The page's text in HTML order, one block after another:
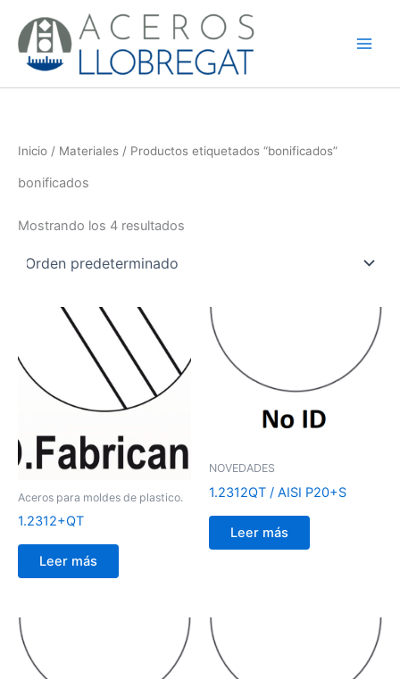
contenido
Inicio / Materiales / Productos etiquetados “bonificados”
bonificados
Mostrando los 4 resultados
Aceros para moldes de plastico.
1.2312+QT
Leer más
NOVEDADES
1.2312QT / AISI P20+S
Leer más